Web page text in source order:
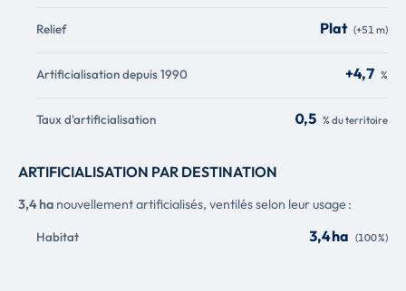
Relief Plat (+51 m)
Artificialisation depuis 1990 +4,7 %
Taux d'artificialisation 0,5 % du territoire
ARTIFICIALISATION PAR DESTINATION
3,4 ha nouvellement artificialisés, ventilés selon leur usage :
Habitat 3,4 ha (100 %)